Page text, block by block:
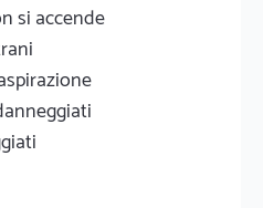
si accende